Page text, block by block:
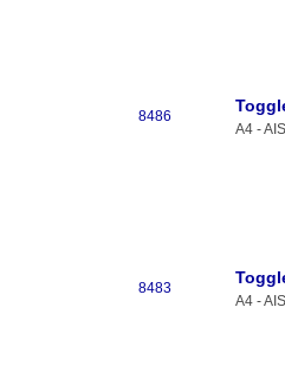
8486
A4 -
8483
A4 -